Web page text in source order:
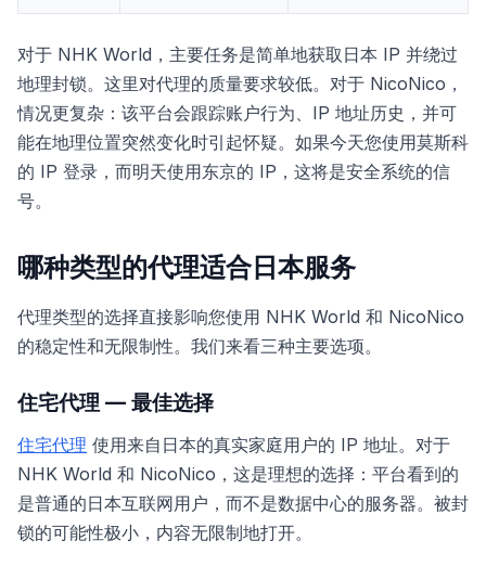
对于 NHK World，主要任务是简单地获取日本 IP 并绕过
地理封锁。这里对代理的质量要求较低。对于 NicoNico，
情况更复杂：该平台会跟踪账户行为、IP 地址历史，并可
能在地理位置突然变化时引起怀疑。如果今天您使用莫斯科
的 IP 登录，而明天使用东京的 IP，这将是安全系统的信
号。
哪种类型的代理适合日本服务
代理类型的选择直接影响您使用 NHK World 和 NicoNico
的稳定性和无限制性。我们来看三种主要选项。
住宅代理 — 最佳选择
住宅代理 使用来自日本的真实家庭用户的 IP 地址。对于
NHK World 和 NicoNico，这是理想的选择：平台看到的
是普通的日本互联网用户，而不是数据中心的服务器。被封
锁的可能性极小，内容无限制地打开。